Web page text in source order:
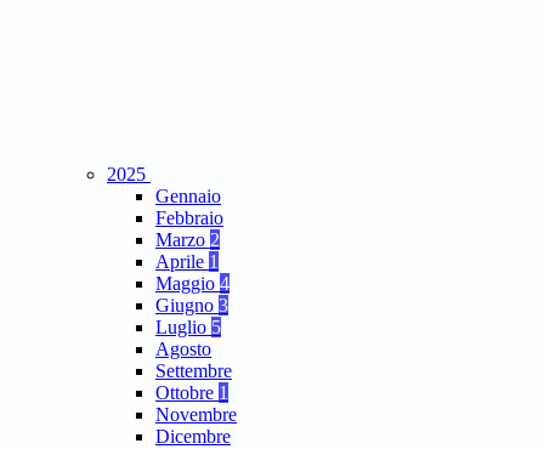
2025
Gennaio
Febbraio
Marzo 2
Aprile 1
Maggio 4
Giugno 3
Luglio 5
Agosto
Settembre
Ottobre 1
Novembre
Dicembre